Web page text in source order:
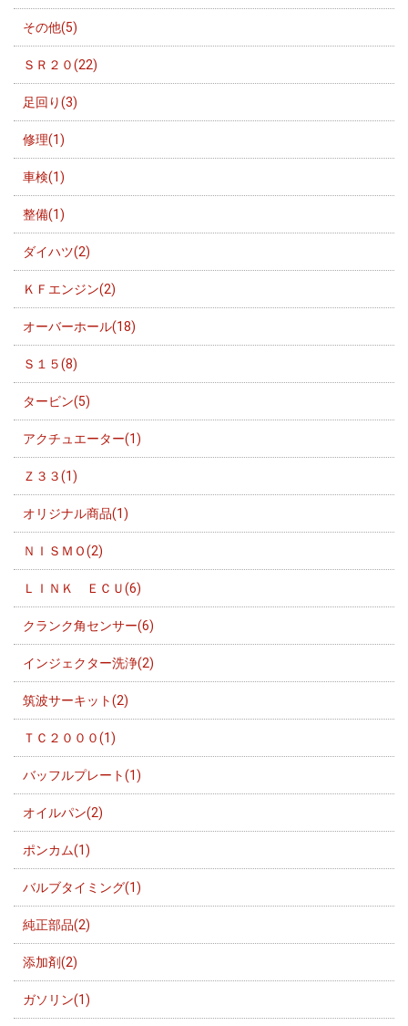
その他(5)
ＳＲ２０(22)
足回り(3)
修理(1)
車検(1)
整備(1)
ダイハツ(2)
ＫＦエンジン(2)
オーバーホール(18)
Ｓ１５(8)
タービン(5)
アクチュエーター(1)
Ｚ３３(1)
オリジナル商品(1)
ＮＩＳＭＯ(2)
ＬＩＮＫ ＥＣＵ(6)
クランク角センサー(6)
インジェクター洗浄(2)
筑波サーキット(2)
ＴＣ２０００(1)
バッフルプレート(1)
オイルパン(2)
ポンカム(1)
バルブタイミング(1)
純正部品(2)
添加剤(2)
ガソリン(1)